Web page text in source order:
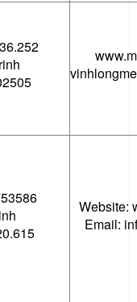
Website:
Email: